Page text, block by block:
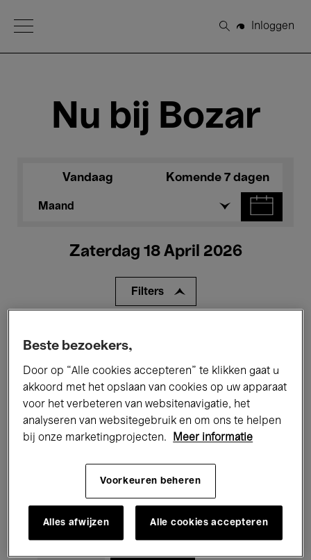
Open Menu
Zoeken
Inloggen
Nu bij Bozar
Vandaag Komende 7 dagen
Maand
Zaterdag 18 April 2026
Filters
Tentoonstellingen Films
Performances Lezingen & Debatten
Jazz Klassieke Muziek Global Music
Elektronische Muziek
Voor iedereen Kids’ Palace
Beste bezoekers,
Door op “Alle cookies accepteren” te klikken gaat u
akkoord met het opslaan van cookies op uw apparaat
voor het verbeteren van websitenavigatie, het
analyseren van websitegebruik en om ons te helpen
bij onze marketingprojecten.
Meer informatie
Voorkeuren beheren
Alles afwijzen Alle cookies accepteren